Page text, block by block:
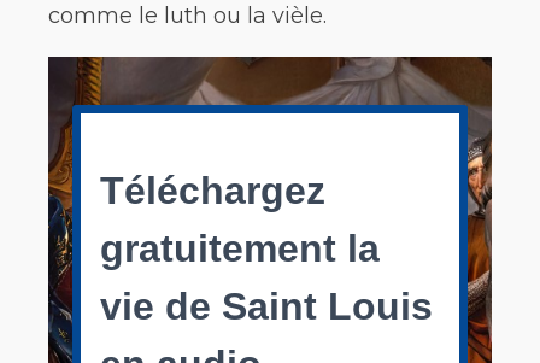
comme le luth ou la vièle.